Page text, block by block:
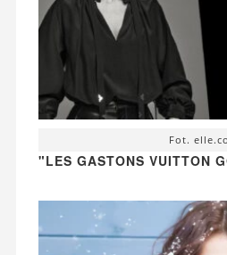
Fot.
"LES GASTONS VUITTON